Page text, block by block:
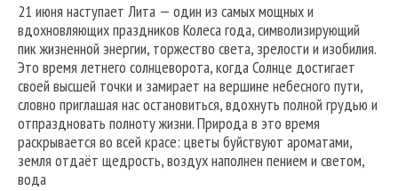
21 июня наступает Лита — один из самых мощных и
вдохновляющих праздников Колеса года, символизирующий
пик жизненной энергии, торжество света, зрелости и изобилия.
Это время летнего солнцеворота, когда Солнце достигает
своей высшей точки и замирает на вершине небесного пути,
словно приглашая нас остановиться, вдохнуть полной грудью и
отпраздновать полноту жизни. Природа в это время
раскрывается во всей красе: цветы буйствуют ароматами,
земля отдаёт щедрость, воздух наполнен пением и светом,
вода